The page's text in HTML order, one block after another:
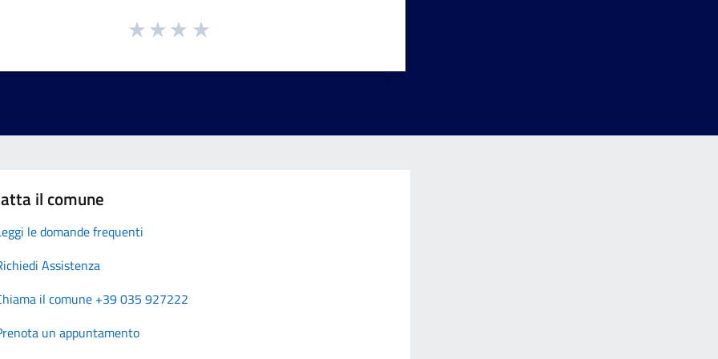
il comune
le domande frequenti
Assistenza
il comune +39 035 927222
un appuntamento